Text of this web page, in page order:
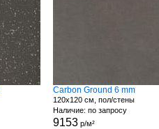
Carbon Ground 6 mm
120x120 см, пол/стены
Наличие: по запросу
9153 р/м²